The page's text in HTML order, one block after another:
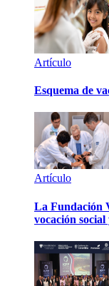
Artículo
Esquema de
Artículo
La Fundación
vocación